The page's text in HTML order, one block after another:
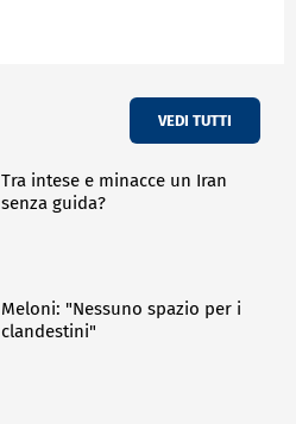
VEDI TUTTI
Tra intese e minacce un Iran
senza guida?
Meloni: "Nessuno spazio per i
clandestini"